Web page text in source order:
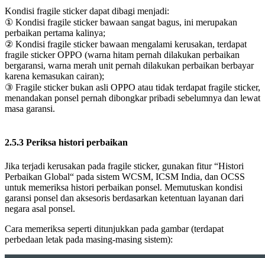
Kondisi fragile sticker dapat dibagi menjadi:
① Kondisi fragile sticker bawaan sangat bagus, ini merupakan
perbaikan pertama kalinya;
② Kondisi fragile sticker bawaan mengalami kerusakan, terdapat
fragile sticker OPPO (warna hitam pernah dilakukan perbaikan
bergaransi, warna merah unit pernah dilakukan perbaikan berbayar
karena kemasukan cairan);
③ Fragile sticker bukan asli OPPO atau tidak terdapat fragile sticker,
menandakan ponsel pernah dibongkar pribadi sebelumnya dan lewat
masa garansi.
2.5.3 Periksa histori perbaikan
Jika terjadi kerusakan pada fragile sticker, gunakan fitur “Histori
Perbaikan Global“ pada sistem WCSM, ICSM India, dan OCSS
untuk memeriksa histori perbaikan ponsel. Memutuskan kondisi
garansi ponsel dan aksesoris berdasarkan ketentuan layanan dari
negara asal ponsel.
Cara memeriksa seperti ditunjukkan pada gambar (terdapat
perbedaan letak pada masing-masing sistem):